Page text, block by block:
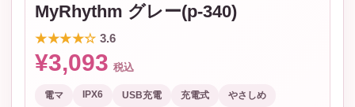
MyRhythm グレー(p-340)
★★★★☆ 3.6
¥3,093 税込
電マ IPX6 USB充電 充電式 やさしめ